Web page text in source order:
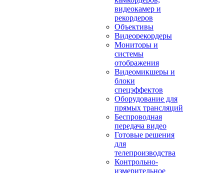
видеокамер и
рекордеров
Объективы
Видеорекордеры
Мониторы и
системы
отображения
Видеомикшеры и
блоки
спецэффектов
Оборудование для
прямых трансляций
Беспроводная
передача видео
Готовые решения
для
телепроизводства
Контрольно-
измерительное